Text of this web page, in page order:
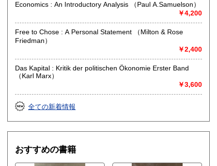
Economics : An Introductory Analysis （Paul A.Samuelson）
￥4,200
Free to Chose : A Personal Statement （Milton & Rose
Friedman）
￥2,400
Das Kapital : Kritik der politischen Ökonomie Erster Band
（Karl Marx）
￥3,600
全ての新着情報
おすすめの書籍